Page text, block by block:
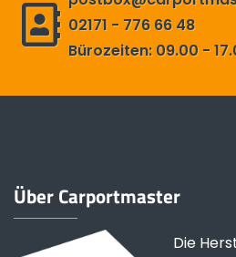
02171 - 776 66 48
Bürozeiten: 09.00 -
Über Carportmaster
Die